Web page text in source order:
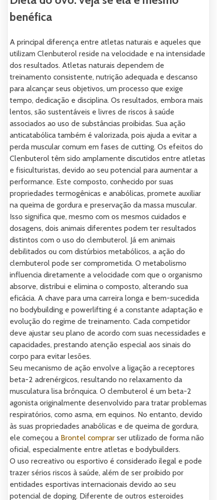
benéfica
A principal diferença entre atletas naturais e aqueles que
utilizam Clenbuterol reside na velocidade e na intensidade
dos resultados. Atletas naturais dependem de
treinamento consistente, nutrição adequada e descanso
para alcançar seus objetivos, um processo que exige
tempo, dedicação e disciplina. Os resultados, embora mais
lentos, são sustentáveis e livres de riscos à saúde
associados ao uso de substâncias proibidas. Sua ação
anticatabólica também é valorizada, pois ajuda a evitar a
perda muscular comum em fases de cutting. Os efeitos do
Clenbuterol têm sido amplamente discutidos entre atletas
e fisiculturistas, devido ao seu potencial para aumentar a
performance. Este composto, conhecido por suas
propriedades termogênicas e anabólicas, promete auxiliar
na queima de gordura e preservação da massa muscular.
Isso significa que, mesmo com os mesmos cuidados e
dosagens, dois animais diferentes podem ter resultados
distintos com o uso do clembuterol. Já em animais
debilitados ou com distúrbios metabólicos, a ação do
clembuterol pode ser comprometida. O metabolismo
influencia diretamente a velocidade com que o organismo
absorve, distribui e elimina o composto, alterando sua
eficácia. A chave para uma carreira longa e bem-sucedida
no bodybuilding e powerlifting é a constante adaptação e
evolução do regime de treinamento. Cada competidor
deve ajustar seu plano de acordo com suas necessidades e
capacidades, prestando atenção especial aos sinais do
corpo para evitar lesões.
Seu mecanismo de ação envolve a ligação a receptores
beta-2 adrenérgicos, resultando no relaxamento da
musculatura lisa brônquica. O clembuterol é um beta-2
agonista originalmente desenvolvido para tratar problemas
respiratórios, como asma, em equinos. No entanto, devido
às suas propriedades anabólicas e de queima de gordura,
ele começou a Brontel comprar ser utilizado de forma não
oficial, especialmente entre atletas e bodybuilders.
O uso recreativo ou esportivo é considerado ilegal e pode
trazer sérios riscos à saúde, além de ser proibido por
entidades esportivas internacionais devido ao seu
potencial de doping. Diferente de outros esteroides